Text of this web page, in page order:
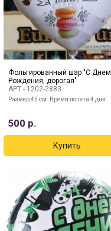
Фольгированный шар "С Днем
Рождения, дорогая"
АРТ - 1202-2883
Размер 45 см. Время полета 4 дня
500 р.